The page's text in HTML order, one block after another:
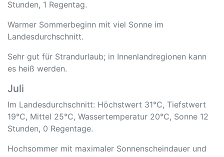
Stunden, 1 Regentag.
Warmer Sommerbeginn mit viel Sonne im
Landesdurchschnitt.
Sehr gut für Strandurlaub; in Innenlandregionen kann
es heiß werden.
Juli
Im Landesdurchschnitt: Höchstwert 31°C, Tiefstwert
19°C, Mittel 25°C, Wassertemperatur 20°C, Sonne 12
Stunden, 0 Regentage.
Hochsommer mit maximaler Sonnenscheindauer und